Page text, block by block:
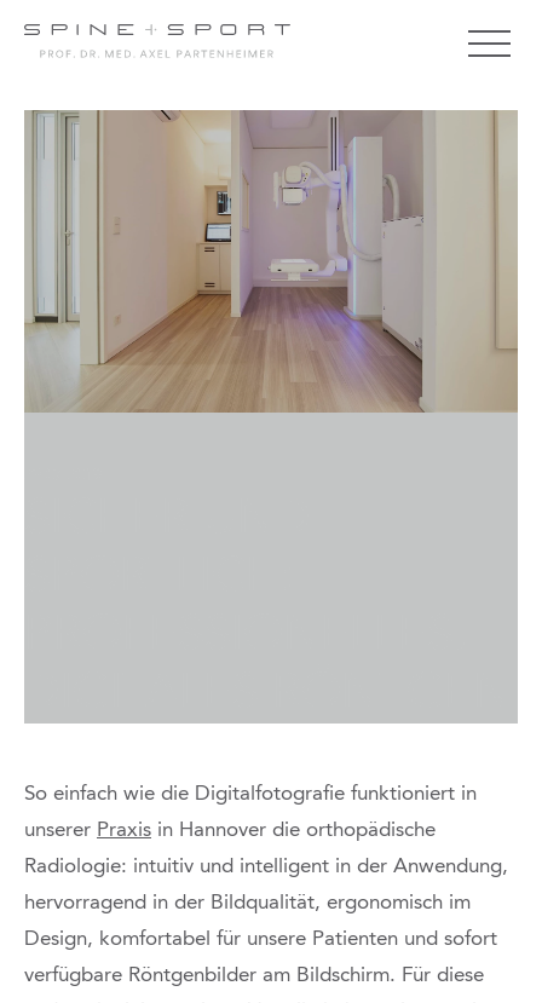
So einfach wie die Digitalfotografie funktioniert in
unserer Praxis in Hannover die orthopädische
Radiologie: intuitiv und intelligent in der Anwendung,
hervorragend in der Bildqualität, ergonomisch im
Design, komfortabel für unsere Patienten und sofort
verfügbare Röntgenbilder am Bildschirm. Für diese